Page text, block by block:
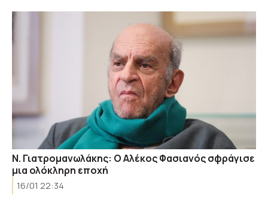
Ν. Γιατρομανωλάκης: Ο Αλέκος Φασιανός σφράγισε
μια ολόκληρη εποχή
16/01 22:34